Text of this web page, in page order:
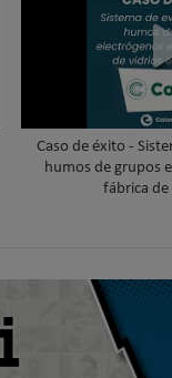
Caso de éxito -
humos de grupos
fábrica